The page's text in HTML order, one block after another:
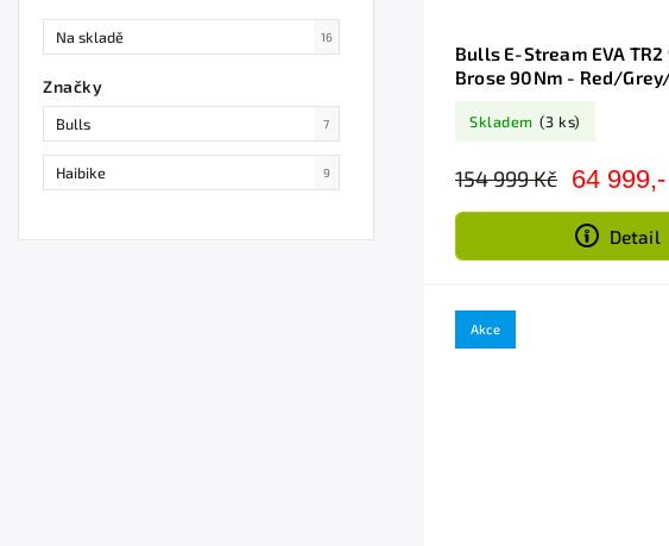
Na skladě 16
Značky
Bulls 7
Haibike 9
Bulls E-Stream EVA TR2
Brose 90Nm - Red/
Skladem (3 ks)
154 999 Kč 64 999,-
Detail
Akce